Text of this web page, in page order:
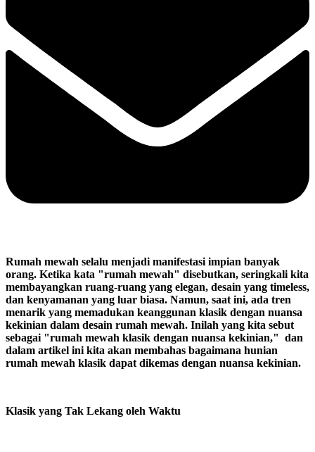
Rumah mewah selalu menjadi manifestasi impian banyak
orang. Ketika kata "rumah mewah" disebutkan, seringkali kita
membayangkan ruang-ruang yang elegan, desain yang timeless,
dan kenyamanan yang luar biasa. Namun, saat ini, ada tren
menarik yang memadukan keanggunan klasik dengan nuansa
kekinian dalam desain rumah mewah. Inilah yang kita sebut
sebagai "rumah mewah klasik dengan nuansa kekinian," dan
dalam artikel ini kita akan membahas bagaimana hunian
rumah mewah klasik dapat dikemas dengan nuansa kekinian.
Klasik yang Tak Lekang oleh Waktu